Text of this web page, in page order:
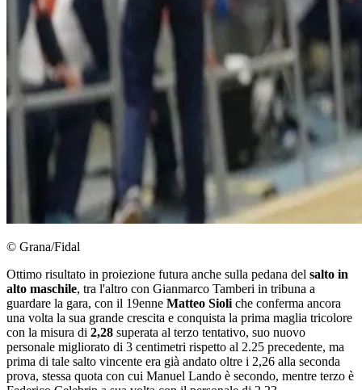
© Grana/Fidal
Ottimo risultato in proiezione futura anche sulla pedana del salto in
alto maschile, tra l'altro con Gianmarco Tamberi in tribuna a
guardare la gara, con il 19enne Matteo Sioli che conferma ancora
una volta la sua grande crescita e conquista la prima maglia tricolore
con la misura di 2,28 superata al terzo tentativo, suo nuovo
personale migliorato di 3 centimetri rispetto al 2.25 precedente, ma
prima di tale salto vincente era già andato oltre i 2,26 alla seconda
prova, stessa quota con cui Manuel Lando è secondo, mentre terzo è